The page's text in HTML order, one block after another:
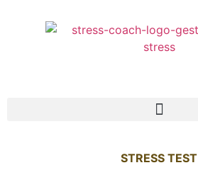
STRESS TEST